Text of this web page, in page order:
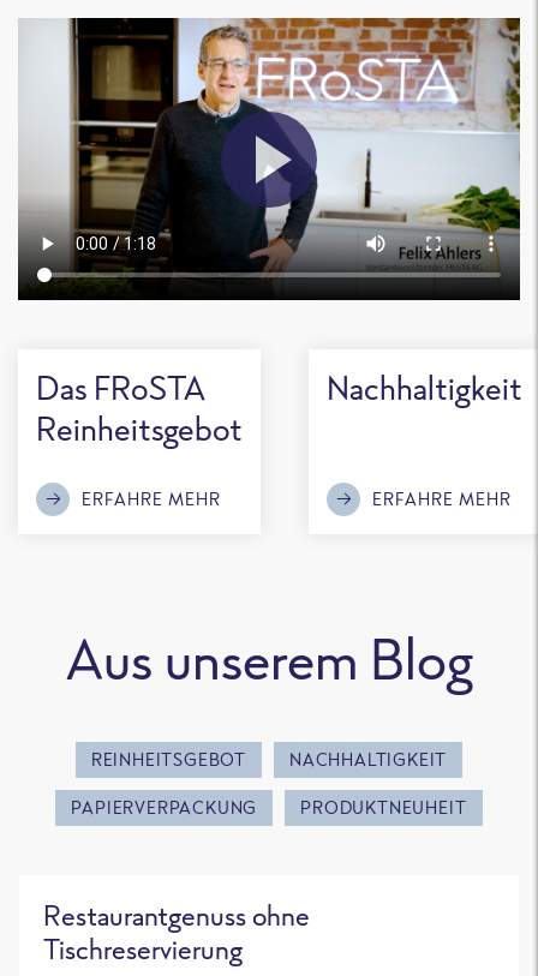
Das FRoSTA
Reinheitsgebot
ERFAHRE MEHR
Nachhaltigkeit
ERFAHRE MEHR
Aus unserem Blog
REINHEITSGEBOT NACHHALTIGKEIT
PAPIERVERPACKUNG PRODUKTNEUHEIT
Restaurantgenuss ohne
Tischreservierung